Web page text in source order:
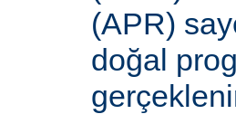
(APR)
doğal